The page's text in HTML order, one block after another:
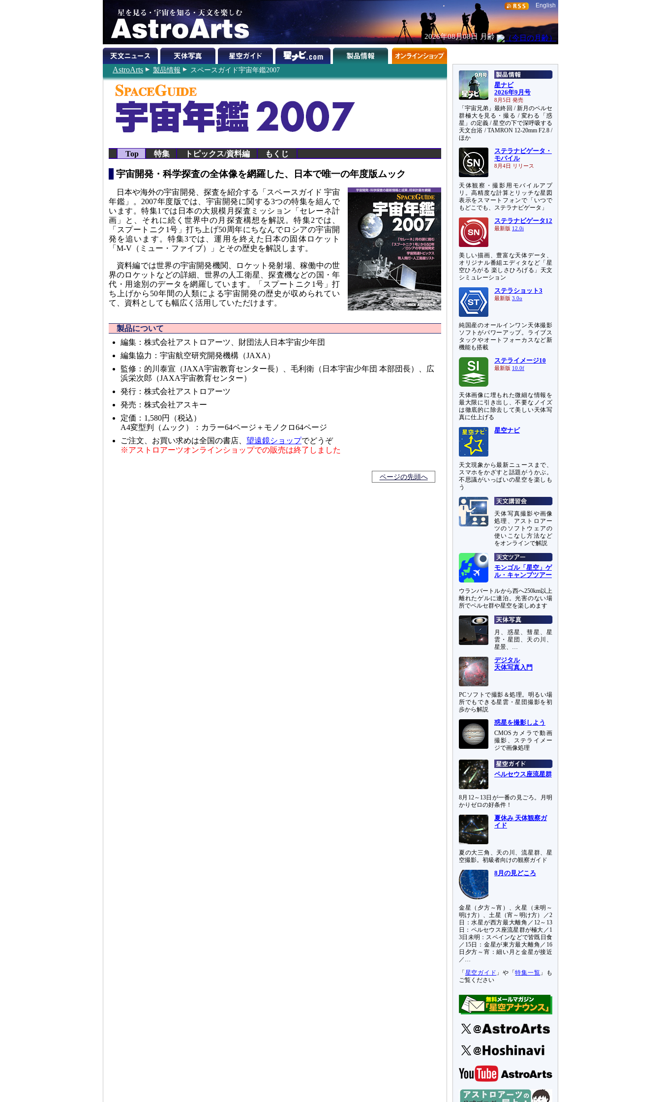
English
2026年08月08日 月齢
AstroArts 製品情報 スペースガイド宇宙年鑑2007
Top 特集 トピックス/資料編 もくじ
宇宙開発・科学探査の全体像を網羅した、日本で唯一の年度版ムック
日本や海外の宇宙開発、探査を紹介する「スペースガイド 宇宙
年鑑」。2007年度版では、宇宙開発に関する3つの特集を組んで
います。特集1では日本の大規模月探査ミッション「セレーネ計
画」と、それに続く世界中の月探査構想を解説。特集2では、
「スプートニク1号」打ち上げ50周年にちなんでロシアの宇宙開
発を追います。特集3では、運用を終えた日本の固体ロケット
「M-V（ミュー・ファイブ）」とその歴史を解説します。
資料編では世界の宇宙開発機関、ロケット発射場、稼働中の世
界のロケットなどの詳細、世界の人工衛星、探査機などの国・年
代・用途別のデータを網羅しています。「スプートニク1号」打
ち上げから50年間の人類による宇宙開発の歴史が収められてい
て、資料としても幅広く活用していただけます。
製品について
編集：株式会社アストロアーツ、財団法人日本宇宙少年団
編集協力：宇宙航空研究開発機構（JAXA）
監修：的川泰宣（JAXA宇宙教育センター長）、毛利衛（日本宇宙少年団 本部団長）、広
浜栄次郎（JAXA宇宙教育センター）
発行：株式会社アストロアーツ
発売：株式会社アスキー
定価：1,580円（税込）
A4変型判（ムック）：カラー64ページ＋モノクロ64ページ
ご注文、お買い求めは全国の書店、 望遠鏡ショップでどうぞ
※アストロアーツオンラインショップでの販売は終了しました
ページの先頭へ
星ナビ
2026年9月号
8月5日 発売
「宇宙兄弟」最終回 / 新月のペルセ
群極大を見る・撮る / 変わる「惑
星」の定義 / 星空の下で深呼吸する
天文台浴 / TAMRON 12-20mm F2.8 /
ほか
ステラナビゲータ・
モバイル
8月4日 リリース
天体観察・撮影用モバイルアプ
リ。高精度な計算とリッチな星図
表示をスマートフォンで「いつで
もどこでも、ステラナビゲータ」
ステラナビゲータ12
最新版 12.0i
美しい描画、豊富な天体データ、
オリジナル番組エディタなど「星
空ひろがる 楽しさひろげる」天文
シミュレーション
ステラショット3
最新版 3.0o
純国産のオールインワン天体撮影
ソフトがパワーアップ。ライブス
タックやオートフォーカスなど新
機能も搭載
ステライメージ10
最新版 10.0f
天体画像に埋もれた微細な情報を
最大限に引き出し、不要なノイズ
は徹底的に除去して美しい天体写
真に仕上げる
星空ナビ
天文現象から最新ニュースまで、
スマホをかざすと話題がうかぶ。
不思議がいっぱいの星空を楽しも
う
天体写真撮影や画像
処理、アストロアー
ツのソフトウェアの
使いこなし方法など
をオンラインで解説
モンゴル「星空」ゲ
ル・キャンプツアー
ウランバートルから西へ250km以上
離れたゲルに連泊。光害のない場
所でペルセ群や星空を楽しめます
月、惑星、彗星、星
雲・星団、天の川、
星景、…
デジタル
天体写真入門
PCソフトで撮影＆処理。明るい場
所でもできる星雲・星団撮影を初
歩から解説
惑星を撮影しよう
CMOSカメラで動画
撮影、ステライメー
ジで画像処理
ペルセウス座流星群
8月12～13日が一番の見ごろ。月明
かりゼロの好条件！
夏休み 天体観察ガ
イド
夏の大三角、天の川、流星群、星
空撮影。初級者向けの観察ガイド
8月の見どころ
金星（夕方～宵）、火星（未明～
明け方）、土星（宵～明け方）／2
日：水星が西方最大離角／12～13
日：ペルセウス座流星群が極大／1
3日未明：スペインなどで皆既日食
／15日：金星が東方最大離角／16
日夕方～宵：細い月と金星が接近
／…
「 星空ガイド 」や「特集一覧 」も
ご覧ください